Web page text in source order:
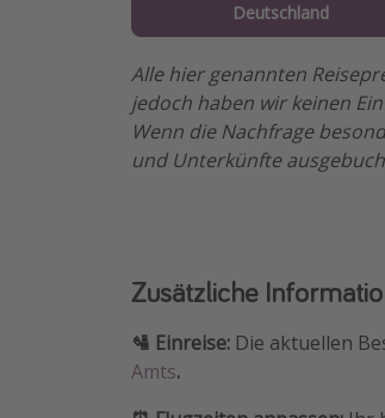
Deutschland
Alle hier genannten
jedoch haben wir keinen
Wenn die Nachfrage
und Unterkünfte
Zusätzliche
🛂 Einreise: Die aktuellen
Amts.